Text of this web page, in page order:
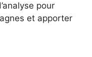
pour
et apporter